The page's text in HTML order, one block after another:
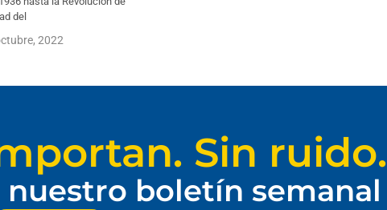
del
2022
Sin ruido.
boletín semanal